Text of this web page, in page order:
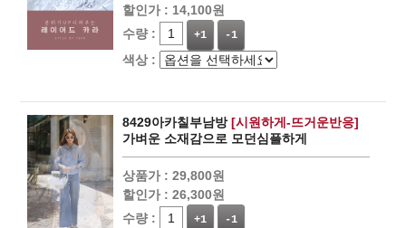
할인가 : 14,100원
수량 :
+1 -1
색상 :
8429아카칠부남방[시원하게-뜨거운반응]
가벼운 소재감으로 모던심플하게
상품가 : 29,800원
할인가 : 26,300원
수량 :
+1 -1